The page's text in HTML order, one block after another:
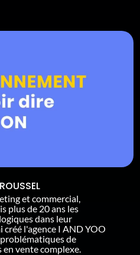
et commercial,
plus de 20 ans les
dans leur
créé l'agence I AND YOO
de
vente complexe.